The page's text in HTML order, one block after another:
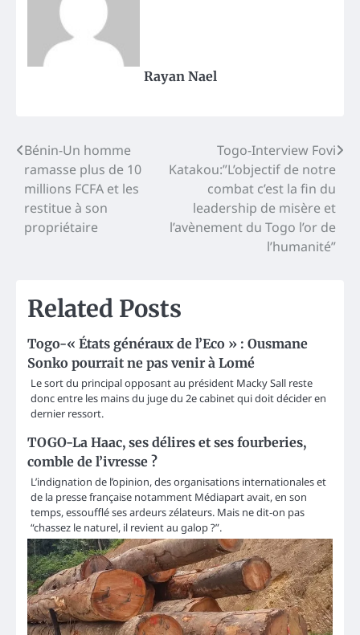
Rayan Nael
Post
navigation
Bénin-Un homme
ramasse plus de 10
millions FCFA et les
restitue à son
propriétaire
Togo-Interview Fovi
Katakou:”L’objectif de notre
combat c’est la fin du
leadership de misère et
l’avènement du Togo l’or de
l’humanité”
Related Posts
Togo-« États généraux de l’Eco » : Ousmane
Sonko pourrait ne pas venir à Lomé
Le sort du principal opposant au président Macky Sall reste
donc entre les mains du juge du 2e cabinet qui doit décider en
dernier ressort.
TOGO-La Haac, ses délires et ses fourberies,
comble de l’ivresse ?
L’indignation de l’opinion, des organisations internationales et
de la presse française notamment Médiapart avait, en son
temps, essoufflé ses ardeurs zélateurs. Mais ne dit-on pas
“chassez le naturel, il revient au galop ?”.